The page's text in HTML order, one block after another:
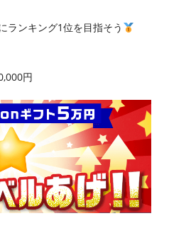
ランキング1位を目指そう
円